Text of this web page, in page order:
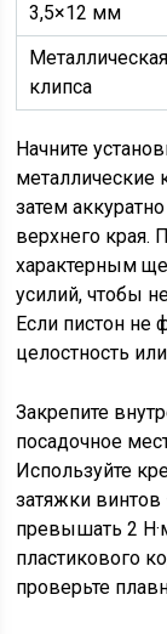
3,5×12 мм
Металлическая
клипса
Начните
металлические
затем
верхнего края.
характерным
усилий, чтобы
Если пистон не
целостность
Закрепите
посадочное
Используйте
затяжки
превышать 2
пластикового
проверьте